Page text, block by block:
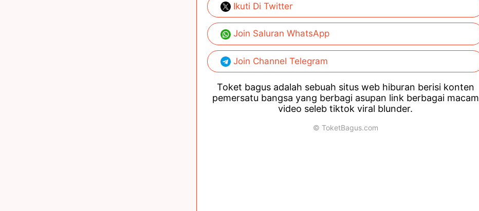
Ikuti Di Twitter
Join Saluran WhatsApp
Join Channel Telegram
Toket bagus adalah sebuah situs web hiburan berisi konten
pemersatu bangsa yang berbagi asupan link berbagai macam
video seleb tiktok viral blunder.
© ToketBagus.com